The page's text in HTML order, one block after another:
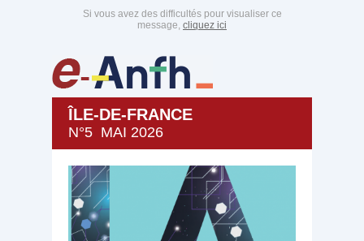
Si vous avez des difficultés pour visualiser ce
message, cliquez ici
ÎLE-DE-FRANCE
N°5 MAI 2026